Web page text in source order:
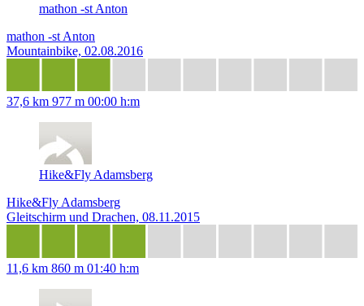
mathon -st Anton
mathon -st Anton
Mountainbike, 02.08.2016
37,6 km 977 m 00:00 h:m
Hike&Fly Adamsberg
Hike&Fly Adamsberg
Gleitschirm und Drachen, 08.11.2015
11,6 km 860 m 01:40 h:m